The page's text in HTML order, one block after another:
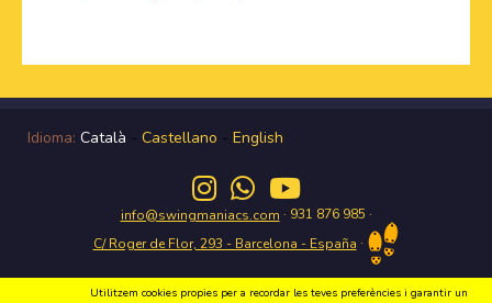
Idioma: Català - Castellano - English
info@swingmaniacs.com · 931 876 985 ·
C/ Roger de Flor, 293 - Barcelona - España ·
Utilitzem cookies propies per a recordar les teves preferències i garantir un